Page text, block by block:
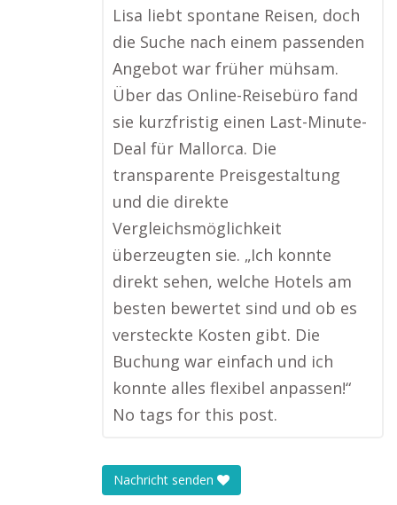
Lisa liebt spontane Reisen, doch
die Suche nach einem passenden
Angebot war früher mühsam.
Über das Online-Reisebüro fand
sie kurzfristig einen Last-Minute-
Deal für Mallorca. Die
transparente Preisgestaltung
und die direkte
Vergleichsmöglichkeit
überzeugten sie. „Ich konnte
direkt sehen, welche Hotels am
besten bewertet sind und ob es
versteckte Kosten gibt. Die
Buchung war einfach und ich
konnte alles flexibel anpassen!“
No tags for this post.
Nachricht senden